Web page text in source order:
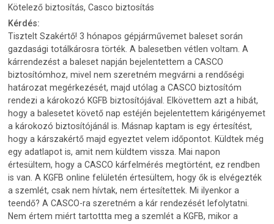
Kötelező biztosítás, Casco biztosítás
Kérdés:
Tisztelt Szakértő! 3 hónapos gépjárművemet baleset során
gazdasági totálkárosra törték. A balesetben vétlen voltam. A
kárrendezést a baleset napján bejelentettem a CASCO
biztosítómhoz, mivel nem szeretném megvárni a rendőségi
határozat megérkezését, majd utólag a CASCO biztosítóm
rendezi a károkozó KGFB biztosítójával. Elkövettem azt a hibát,
hogy a balesetet követő nap estéjén bejelentettem kárigényemet
a károkozó biztosítójánál is. Másnap kaptam is egy értesítést,
hogy a kárszakértő majd egyeztet velem időpontot. Küldtek még
egy adatlapot is, amit nem küldtem vissza. Mai napon
értesültem, hogy a CASCO kárfelmérés megtörtént, ez rendben
is van. A KGFB online felületén értesültem, hogy ők is elvégezték
a szemlét, csak nem hívtak, nem értesítettek. Mi ilyenkor a
teendő? A CASCO-ra szeretném a kár rendezését lefolytatni.
Nem értem miért tartottta meg a szemlét a KGFB, mikor a